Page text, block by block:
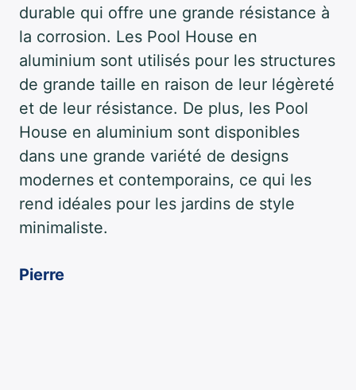
durable qui offre une grande résistance à
la corrosion. Les Pool House en
aluminium sont utilisés pour les structures
de grande taille en raison de leur légèreté
et de leur résistance. De plus, les Pool
House en aluminium sont disponibles
dans une grande variété de designs
modernes et contemporains, ce qui les
rend idéales pour les jardins de style
minimaliste.
Pierre